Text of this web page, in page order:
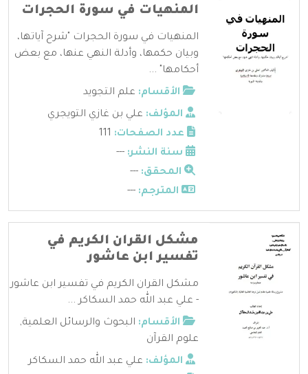
المنهيات في سورة الحجرات
المنهيات في سورة الحجرات "شرح آياتها،
وبيان حكمها، وأدلة النهي عنها، مع بعض
أحكامها" ...
الأقسام: علم التجويد
المؤلف: علي بن غازي التويجري
عدد الصفحات:
سنة النشر: ---
المحقق: ---
المترجم: ---
مشكل القران الكريم في
تفسير ابن عاشور
مشكل القران الكريم في تفسير ابن عاشور
- علي عبد الله حمد السكاكر ...
الأقسام: البحوث والرسائل العلمية,
علوم القرآن
المؤلف: علي عبد الله حمد السكاكر